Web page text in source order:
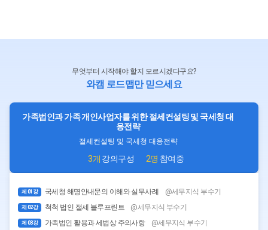
지급받고 있을 때 [배우자+자녀(만3세)] 이 경우에도 만6
세이하 자녀로 인해 받는 수당인 2만원을 비과세처리해
업기
무엇부터 시작해야 할지 모르시겠다구요?
와캠 로드맵만 믿으세요
가족법인과 가족 개인사업자를 위한 절세컨설팅 및 국세청 대
응전략
절세컨설팅 및 국세청 대응전략
3개 강의구성 2명 참여중
제 01강 국세청 해명안내문의 이해와 실무사례 @세무지식 부수기
제 02강 척척 법인 절세 블루프린트 @세무지식 부수기
제 03강 가족법인 활용과 세법상 주의사항 @세무지식 부수기